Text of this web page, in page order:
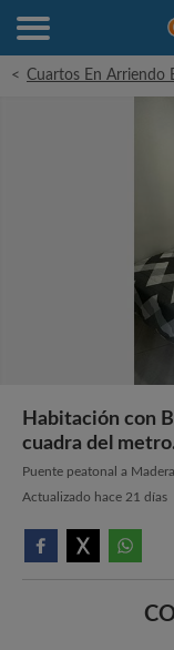
< Cuartos En Arriendo
Habitación con
cuadra del
Puente peatonal a
Actualizado hace 21 días